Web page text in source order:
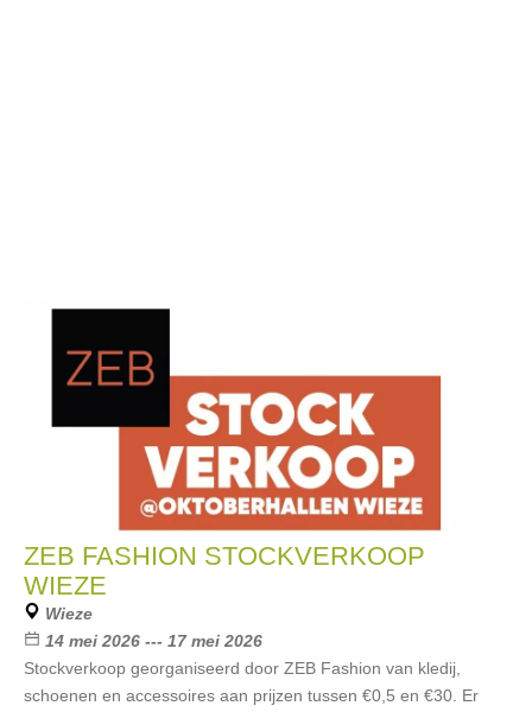
ZEB FASHION STOCKVERKOOP
WIEZE
Wieze
14 mei 2026 --- 17 mei 2026
Stockverkoop georganiseerd door ZEB Fashion van kledij,
schoenen en accessoires aan prijzen tussen €0,5 en €30. Er